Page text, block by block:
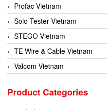
Profac Vietnam
Solo Tester Vietnam
STEGO Vietnam
TE Wire & Cable Vietnam
Valcom Vietnam
3CTEST Vietnam
Product Categories